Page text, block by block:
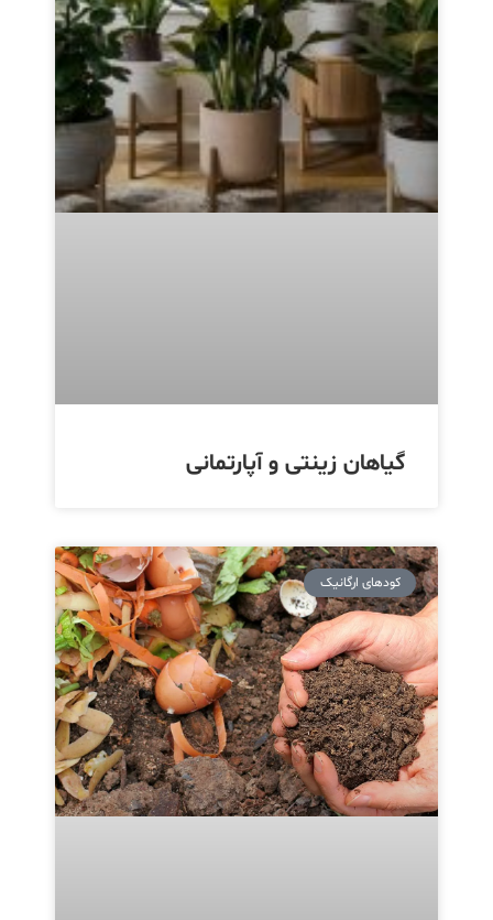
گیاهان زینتی و آپارتمانی
کودهای ارگانیک